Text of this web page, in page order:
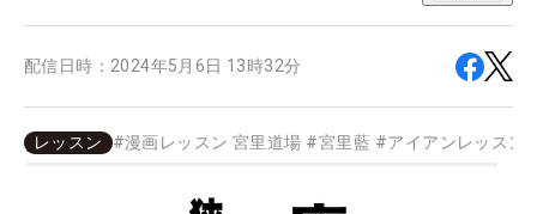
配信日時： 2024年5月6日 13時32分
レッスン #漫画レッスン 宮里道場 #宮里藍 #アイアンレッスン